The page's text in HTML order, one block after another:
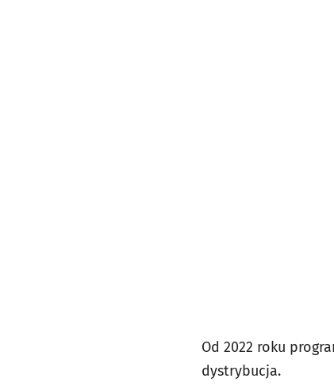
Od 2022 roku
dystrybucja.